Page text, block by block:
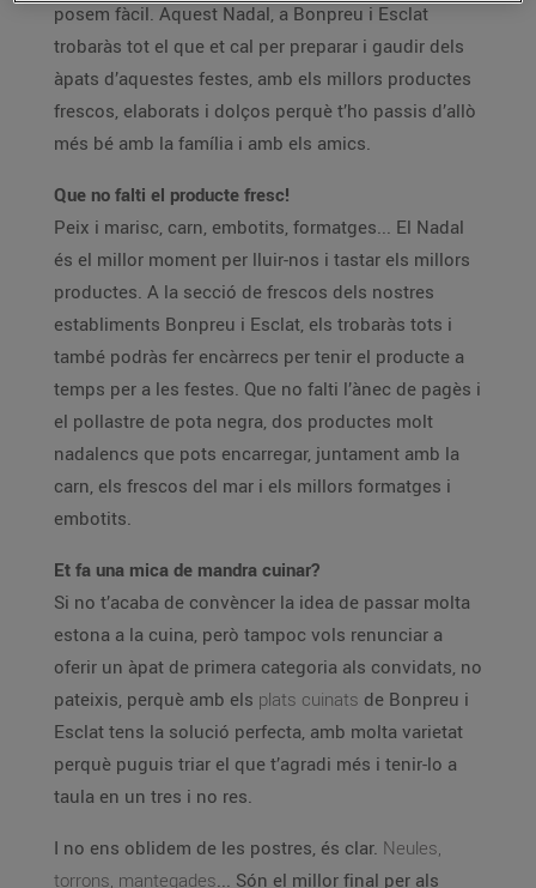
posem fàcil. Aquest Nadal, a Bonpreu i Esclat
trobaràs tot el que et cal per preparar i gaudir dels
àpats d’aquestes festes, amb els millors productes
frescos, elaborats i dolços perquè t’ho passis d’allò
més bé amb la família i amb els amics.
Que no falti el producte fresc!
Peix i marisc, carn, embotits, formatges... El Nadal
és el millor moment per lluir-nos i tastar els millors
productes. A la secció de frescos dels nostres
establiments Bonpreu i Esclat, els trobaràs tots i
també podràs fer encàrrecs per tenir el producte a
temps per a les festes. Que no falti l’ànec de pagès i
el pollastre de pota negra, dos productes molt
nadalencs que pots encarregar, juntament amb la
carn, els frescos del mar i els millors formatges i
embotits.
Et fa una mica de mandra cuinar?
Si no t’acaba de convèncer la idea de passar molta
estona a la cuina, però tampoc vols renunciar a
oferir un àpat de primera categoria als convidats, no
pateixis, perquè amb els plats cuinats de Bonpreu i
Esclat tens la solució perfecta, amb molta varietat
perquè puguis triar el que t’agradi més i tenir-lo a
taula en un tres i no res.
I no ens oblidem de les postres, és clar. Neules,
torrons, mantegades... Són el millor final per als